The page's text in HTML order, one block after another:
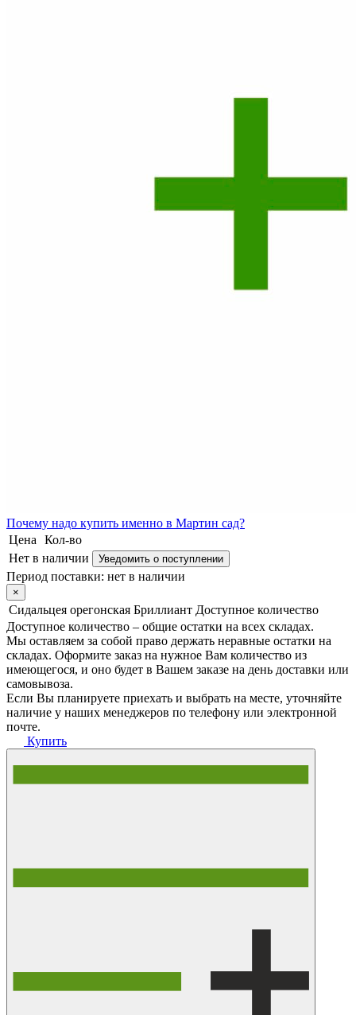
Почему надо купить именно в Мартин сад?
Цена
Кол-во
Нет в наличии
Уведомить о поступлении
Период поставки: нет в наличии
×
Сидальцея орегонская Бриллиант Доступное количество
Доступное количество – общие остатки на всех складах.
Мы оставляем за собой право держать неравные остатки на
складах. Оформите заказ на нужное Вам количество из
имеющегося, и оно будет в Вашем заказе на день доставки или
самовывоза.
Если Вы планируете приехать и выбрать на месте, уточняйте
наличие у наших менеджеров по телефону или электронной
почте.
Купить